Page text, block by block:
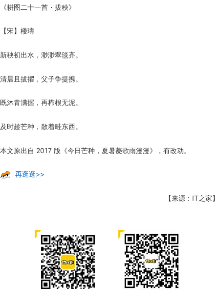
《耕图二十一首・拔秧》
【宋】楼璹
新秧初出水，渺渺翠毯齐。
清晨且拔擢，父子争提携。
既沐青满握，再栉根无泥。
及时趁芒种，散着畦东西。
本文原出自 2017 版《今日芒种，夏暑菱歌雨漫漫》，有改动。
再逛逛>>
【来源：IT之家】